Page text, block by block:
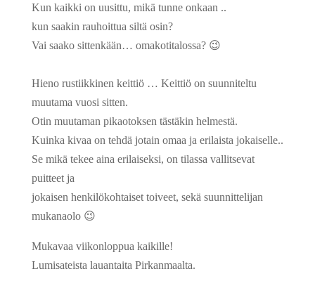
Kun kaikki on uusittu, mikä tunne onkaan ..
kun saakin rauhoittua siltä osin?
Vai saako sittenkään… omakotitalossa? 😉
Hieno rustiikkinen keittiö … Keittiö on suunniteltu
muutama vuosi sitten.
Otin muutaman pikaotoksen tästäkin helmestä.
Kuinka kivaa on tehdä jotain omaa ja erilaista jokaiselle..
Se mikä tekee aina erilaiseksi, on tilassa vallitsevat
puitteet ja
jokaisen henkilökohtaiset toiveet, sekä suunnittelijan
mukanaolo 😉
Mukavaa viikonloppua kaikille!
Lumisateista lauantaita Pirkanmaalta.